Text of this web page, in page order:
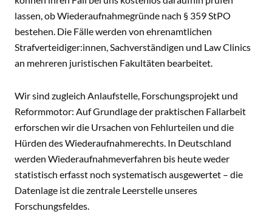
lassen, ob Wiederaufnahmegründe nach § 359 StPO
bestehen. Die Fälle werden von ehrenamtlichen
Strafverteidiger:innen, Sachverständigen und Law Clinics
an mehreren juristischen Fakultäten bearbeitet.
Wir sind zugleich Anlaufstelle, Forschungsprojekt und
Reformmotor: Auf Grundlage der praktischen Fallarbeit
erforschen wir die Ursachen von Fehlurteilen und die
Hürden des Wiederaufnahmerechts. In Deutschland
werden Wiederaufnahmeverfahren bis heute weder
statistisch erfasst noch systematisch ausgewertet – die
Datenlage ist die zentrale Leerstelle unseres
Forschungsfeldes.